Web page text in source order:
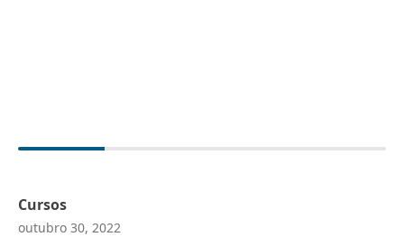
Cursos
outubro 30, 2022